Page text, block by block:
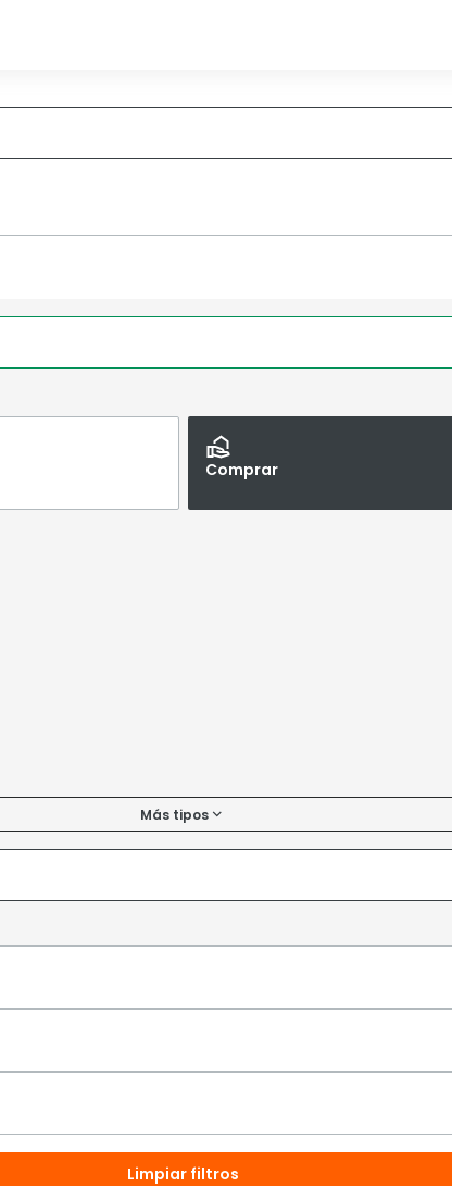
Comprar
Más tipos
Limpiar filtros